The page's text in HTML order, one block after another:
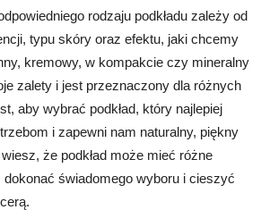
rodzaju podkładu zależy od
typu skóry oraz efektu, jaki chcemy
kremowy, w kompakcie czy mineralny
zalety i jest przeznaczony dla różnych
aby wybrać podkład, który najlepiej
i zapewni nam naturalny, piękny
że podkład może mieć różne
świadomego wyboru i cieszyć